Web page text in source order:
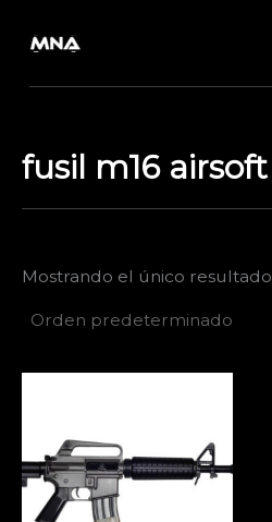
fusil m16 airsoft
Mostrando el único resultado